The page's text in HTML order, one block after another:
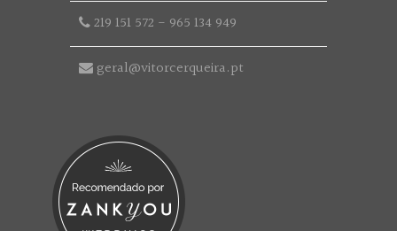
219 151 572 - 965 134 949
geral@vitorcerqueira.pt